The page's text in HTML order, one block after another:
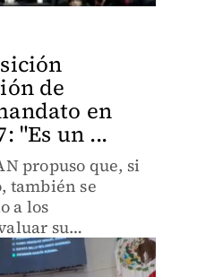
de
en
"Es un ...
propuso que, si
también se
a los
su
MC señaló que
electoral.